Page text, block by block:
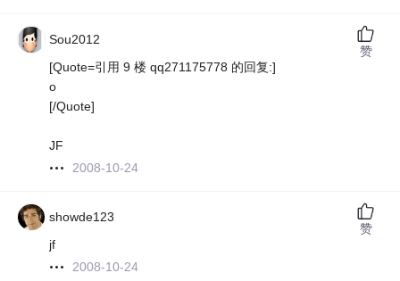
Sou2012
[Quote=引用 9 楼 qq271175778 的回复:]
o
[/Quote]
JF
2008-10-24
赞
showde123
jf
2008-10-24
赞